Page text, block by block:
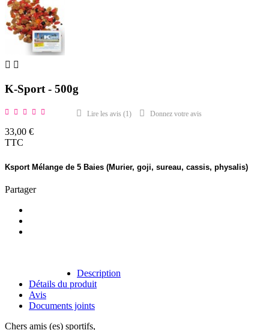
 
K-Sport - 500g
Lire les avis (1) Donnez votre avis
33,00 €
TTC
Ksport Mélange de 5 Baies (Murier, goji, sureau, cassis, physalis)
Partager
Description
Détails du produit
Avis
Documents joints
Chers amis (es) sportifs,